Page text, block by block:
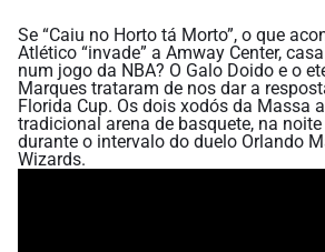
Se “Caiu no Horto tá Morto”, o que
Atlético “invade” a Amway Center,
num jogo da NBA? O Galo Doido e o
Marques trataram de nos dar a
Florida Cup. Os dois xodós da Massa
tradicional arena de basquete, na
durante o intervalo do duelo Orlando
Wizards.